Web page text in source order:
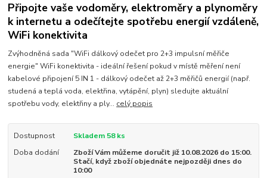
Připojte vaše vodoměry, elektroměry a plynoměry
k internetu a odečítejte spotřebu energií vzdáleně,
WiFi konektivita
Zvýhodněná sada "WiFi dálkový odečet pro 2+3 impulsní měřiče
energie" WiFi konektivita - ideální řešení pokud v místě měření není
kabelové připojení 5 IN 1 - dálkový odečet až 2+3 měřičů energií (např.
studená a teplá voda, elektřina, vytápění, plyn) sledujte aktuální
spotřebu vody, elektřiny a ply... celý popis
Dostupnost
Skladem 58 ks
Doba dodání
Zboží Vám můžeme doručit již 10.08.2026 do 15:00.
Stačí, když zboží objednáte nejpozději dnes do
10:00